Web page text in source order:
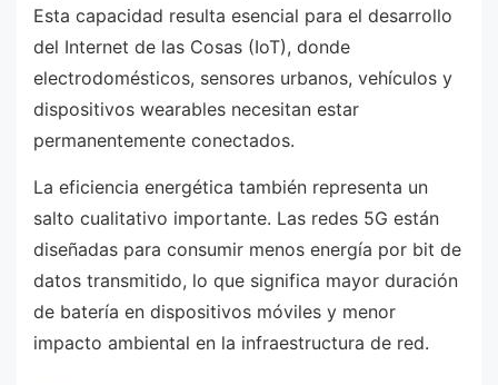
Esta capacidad resulta esencial para el desarrollo
del Internet de las Cosas (IoT), donde
electrodomésticos, sensores urbanos, vehículos y
dispositivos wearables necesitan estar
permanentemente conectados.
La eficiencia energética también representa un
salto cualitativo importante. Las redes 5G están
diseñadas para consumir menos energía por bit de
datos transmitido, lo que significa mayor duración
de batería en dispositivos móviles y menor
impacto ambiental en la infraestructura de red.